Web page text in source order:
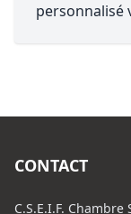
personnalisé
CONTACT
C.S.E.I.F.